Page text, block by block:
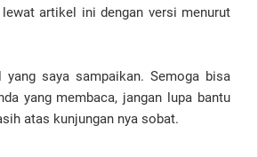
artikel ini dengan versi menurut
yang saya sampaikan. Semoga bisa
yang membaca, jangan lupa bantu
atas kunjungan nya sobat.